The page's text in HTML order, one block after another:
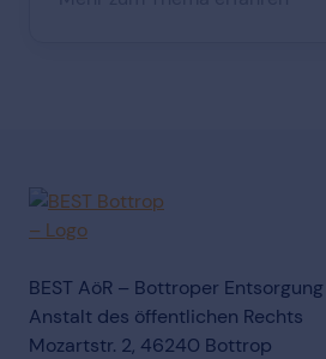
BEST AöR – Bottroper
Anstalt des öffentlichen Rechts
Mozartstr. 2, 46240 Bottrop